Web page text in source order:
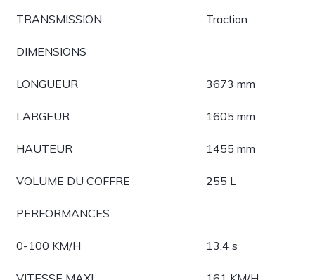
TRANSMISSION Traction
DIMENSIONS
LONGUEUR 3673 mm
LARGEUR 1605 mm
HAUTEUR 1455 mm
VOLUME DU COFFRE 255 L
PERFORMANCES
0-100 KM/H 13.4 s